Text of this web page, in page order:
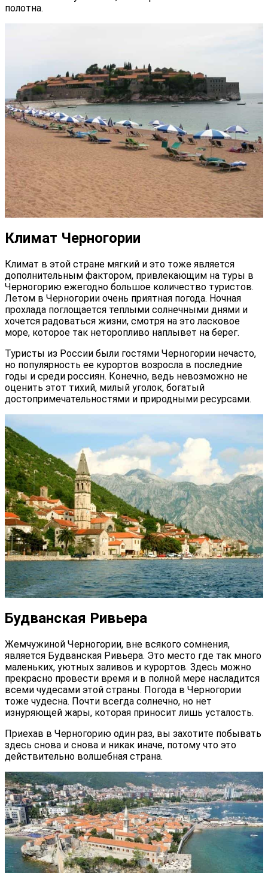
полотна.
Климат Черногории
Климат в этой стране мягкий и это тоже является
дополнительным фактором, привлекающим на туры в
Черногорию ежегодно большое количество туристов.
Летом в Черногории очень приятная погода. Ночная
прохлада поглощается теплыми солнечными днями и
хочется радоваться жизни, смотря на это ласковое
море, которое так неторопливо наплывет на берег.
Туристы из России были гостями Черногории нечасто,
но популярность ее курортов возросла в последние
годы и среди россиян. Конечно, ведь невозможно не
оценить этот тихий, милый уголок, богатый
достопримечательностями и природными ресурсами.
Будванская Ривьера
Жемчужиной Черногории, вне всякого сомнения,
является Будванская Ривьера. Это место где так много
маленьких, уютных заливов и курортов. Здесь можно
прекрасно провести время и в полной мере насладится
всеми чудесами этой страны. Погода в Черногории
тоже чудесна. Почти всегда солнечно, но нет
изнуряющей жары, которая приносит лишь усталость.
Приехав в Черногорию один раз, вы захотите побывать
здесь снова и снова и никак иначе, потому что это
действительно волшебная страна.